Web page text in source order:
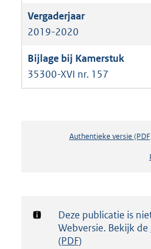
2019-2020
35300-XVI nr. 157
Authentieke versie
Notificatie:
Deze publicatie is
Webversie. Bekijk de
(PDF)